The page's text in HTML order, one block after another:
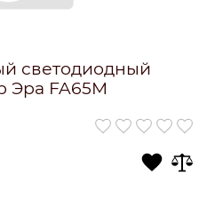
светодиодный
Эра FA65M